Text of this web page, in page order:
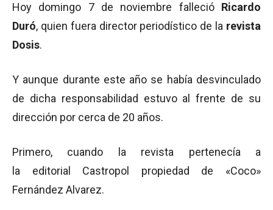
Hoy domingo 7 de noviembre falleció Ricardo
Duró, quien fuera director periodístico de la revista
Dosis.
Y aunque durante este año se había desvinculado
de dicha responsabilidad estuvo al frente de su
dirección por cerca de 20 años.
Primero, cuando la revista pertenecía a
la editorial Castropol propiedad de «Coco»
Fernández Alvarez.